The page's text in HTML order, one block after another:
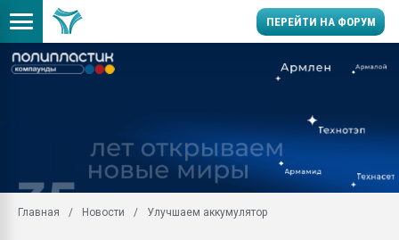
ПЕРЕЙТИ НА ФОРУМ
Вакуум-формовочные
ближайшее
Подмосковье, Москва
28.07.2026
Главная Новости Улучшаем аккумулятор